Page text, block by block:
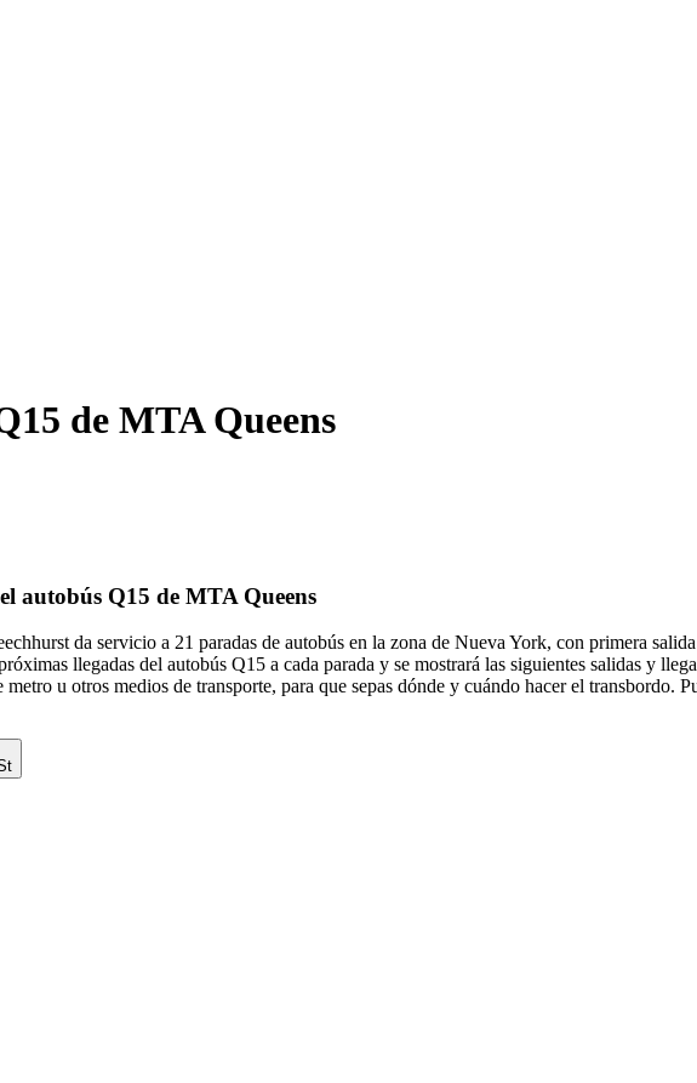
de MTA Queens
autobús Q15 de MTA Queens
da servicio a 21 paradas de autobús en la zona de Nueva York, con primera
llegadas del autobús Q15 a cada parada y se mostrará las siguientes salidas y
u otros medios de transporte, para que sepas dónde y cuándo hacer el transbordo.